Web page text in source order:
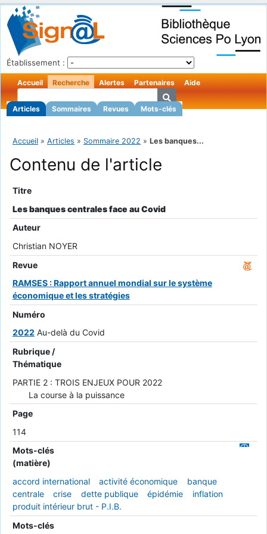
Établissement :
Accueil Recherche
Articles Sommaires Revues Mots-clés
Alertes Partenaires Aide
Accueil » Articles » Sommaire 2022 » Les banques...
Contenu de l'article
Titre
Les banques centrales face au Covid
Auteur
Christian NOYER
Revue
RAMSES : Rapport annuel mondial sur le système
économique et les stratégies
Numéro
2022 Au-delà du Covid
Rubrique /
Thématique
PARTIE 2 : TROIS ENJEUX POUR 2022
La course à la puissance
Page
114
Mots-clés
(matière)
accord international
activité économique
banque
centrale
crise dette publique épidémie
inflation
produit intérieur brut - P.I.B.
Mots-clés